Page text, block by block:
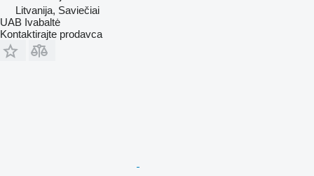
Litvanija, Saviečiai
UAB Ivabaltė
Kontaktirajte prodavca